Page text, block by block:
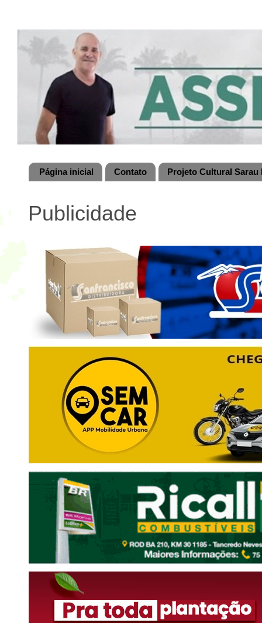
Página inicial Contato Projeto Cultural
Publicidade